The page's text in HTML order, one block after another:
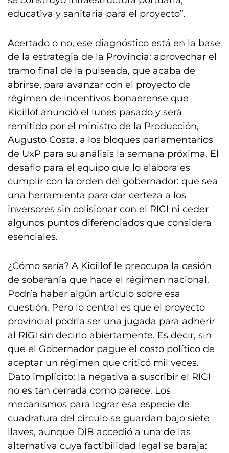
educativa y sanitaria para el proyecto”.
Acertado o no, ese diagnóstico está en la base
de la estrategia de la Provincia: aprovechar el
tramo final de la pulseada, que acaba de
abrirse, para avanzar con el proyecto de
régimen de incentivos bonaerense que
Kicillof anunció el lunes pasado y será
remitido por el ministro de la Producción,
Augusto Costa, a los bloques parlamentarios
de UxP para su análisis la semana próxima. El
desafío para el equipo que lo elabora es
cumplir con la orden del gobernador: que sea
una herramienta para dar certeza a los
inversores sin colisionar con el RIGI ni ceder
algunos puntos diferenciados que considera
esenciales.
¿Cómo sería? A Kicillof le preocupa la cesión
de soberanía que hace el régimen nacional.
Podría haber algún artículo sobre esa
cuestión. Pero lo central es que el proyecto
provincial podría ser una jugada para adherir
al RIGI sin decirlo abiertamente. Es decir, sin
que el Gobernador pague el costo político de
aceptar un régimen que criticó mil veces.
Dato implícito: la negativa a suscribir el RIGI
no es tan cerrada como parece. Los
mecanismos para lograr esa especie de
cuadratura del círculo se guardan bajo siete
llaves, aunque DIB accedió a una de las
alternativa cuya factibilidad legal se baraja: